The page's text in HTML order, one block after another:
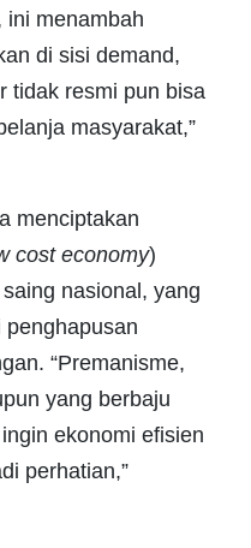
ini menambah
di sisi demand,
tidak resmi pun bisa
masyarakat,”
menciptakan
cost economy)
nasional, yang
“Premanisme,
yang berbaju
ekonomi efisien
perhatian,”